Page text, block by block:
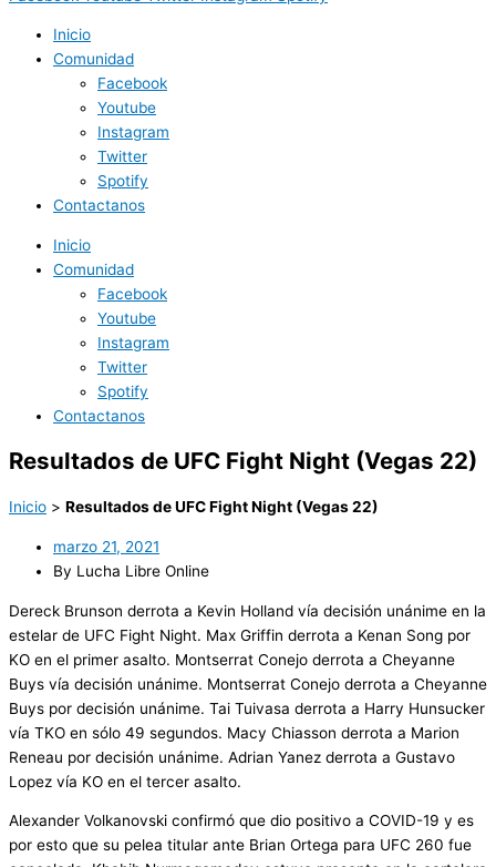
Inicio
Comunidad
Facebook
Youtube
Instagram
Twitter
Spotify
Contactanos
Inicio
Comunidad
Facebook
Youtube
Instagram
Twitter
Spotify
Contactanos
Resultados de UFC Fight Night (Vegas 22)
Inicio > Resultados de UFC Fight Night (Vegas 22)
marzo 21, 2021
By Lucha Libre Online
Dereck Brunson derrota a Kevin Holland vía decisión unánime en la
estelar de UFC Fight Night. Max Griffin derrota a Kenan Song por
KO en el primer asalto. Montserrat Conejo derrota a Cheyanne
Buys vía decisión unánime. Montserrat Conejo derrota a Cheyanne
Buys por decisión unánime. Tai Tuivasa derrota a Harry Hunsucker
vía TKO en sólo 49 segundos. Macy Chiasson derrota a Marion
Reneau por decisión unánime. Adrian Yanez derrota a Gustavo
Lopez vía KO en el tercer asalto.
Alexander Volkanovski confirmó que dio positivo a COVID-19 y es
por esto que su pelea titular ante Brian Ortega para UFC 260 fue